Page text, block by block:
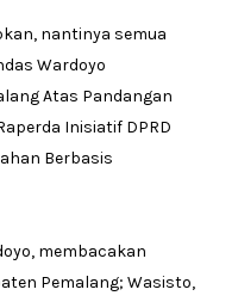
nantinya semua
Wardoyo
Atas Pandangan
Inisiatif DPRD
Berbasis
membacakan
Pemalang; Wasisto,